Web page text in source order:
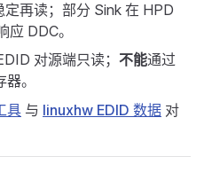
再读；部分 Sink 在 HPD
DDC。
对源端只读； 不能通过
。
具 与 linuxhw EDID 数据 对